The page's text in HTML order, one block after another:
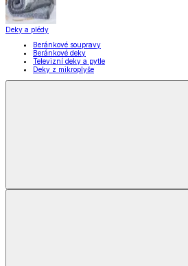
Deky a plédy
Beránkové soupravy
Beránkové deky
Televizní deky a pytle
Deky z mikroplyše